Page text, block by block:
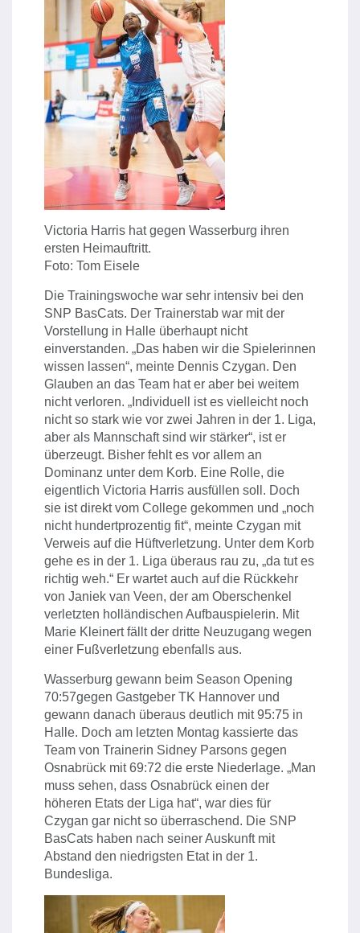
Victoria Harris hat gegen Wasserburg ihren
ersten Heimauftritt.
Foto: Tom Eisele
Die Trainingswoche war sehr intensiv bei den
SNP BasCats. Der Trainerstab war mit der
Vorstellung in Halle überhaupt nicht
einverstanden. „Das haben wir die Spielerinnen
wissen lassen“, meinte Dennis Czygan. Den
Glauben an das Team hat er aber bei weitem
nicht verloren. „Individuell ist es vielleicht noch
nicht so stark wie vor zwei Jahren in der 1. Liga,
aber als Mannschaft sind wir stärker“, ist er
überzeugt. Bisher fehlt es vor allem an
Dominanz unter dem Korb. Eine Rolle, die
eigentlich Victoria Harris ausfüllen soll. Doch
sie ist direkt vom College gekommen und „noch
nicht hundertprozentig fit“, meinte Czygan mit
Verweis auf die Hüftverletzung. Unter dem Korb
gehe es in der 1. Liga überaus rau zu, „da tut es
richtig weh.“ Er wartet auch auf die Rückkehr
von Janiek van Veen, der am Oberschenkel
verletzten holländischen Aufbauspielerin. Mit
Marie Kleinert fällt der dritte Neuzugang wegen
einer Fußverletzung ebenfalls aus.
Wasserburg gewann beim Season Opening
70:57gegen Gastgeber TK Hannover und
gewann danach überaus deutlich mit 95:75 in
Halle. Doch am letzten Montag kassierte das
Team von Trainerin Sidney Parsons gegen
Osnabrück mit 69:72 die erste Niederlage. „Man
muss sehen, dass Osnabrück einen der
höheren Etats der Liga hat“, war dies für
Czygan gar nicht so überraschend. Die SNP
BasCats haben nach seiner Auskunft mit
Abstand den niedrigsten Etat in der 1.
Bundesliga.